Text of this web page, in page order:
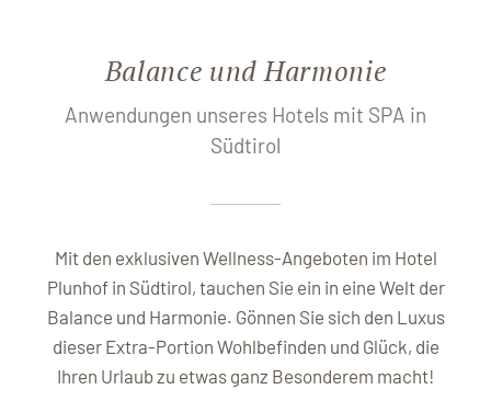
Balance und Harmonie
Anwendungen unseres Hotels mit SPA in
Südtirol
Mit den exklusiven Wellness-Angeboten im Hotel
Plunhof in Südtirol, tauchen Sie ein in eine Welt der
Balance und Harmonie. Gönnen Sie sich den Luxus
dieser Extra-Portion Wohlbefinden und Glück, die
Ihren Urlaub zu etwas ganz Besonderem macht!